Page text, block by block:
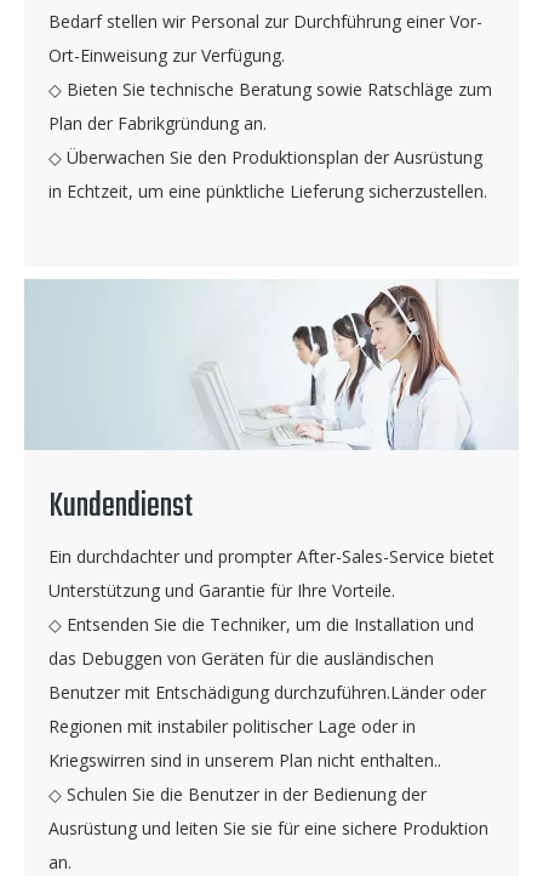
Bedarf stellen wir Personal zur Durchführung einer Vor-
Ort-Einweisung zur Verfügung.
◇ Bieten Sie technische Beratung sowie Ratschläge zum
Plan der Fabrikgründung an.
◇ Überwachen Sie den Produktionsplan der Ausrüstung
in Echtzeit, um eine pünktliche Lieferung sicherzustellen.
Kundendienst
Ein durchdachter und prompter After-Sales-Service bietet
Unterstützung und Garantie für Ihre Vorteile.
◇ Entsenden Sie die Techniker, um die Installation und
das Debuggen von Geräten für die ausländischen
Benutzer mit Entschädigung durchzuführen.Länder oder
Regionen mit instabiler politischer Lage oder in
Kriegswirren sind in unserem Plan nicht enthalten..
◇ Schulen Sie die Benutzer in der Bedienung der
Ausrüstung und leiten Sie sie für eine sichere Produktion
an.